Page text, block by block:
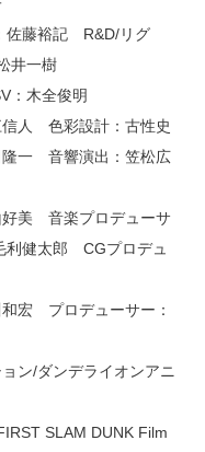
佐藤裕記 R&D/リグ
井一樹
：木全俊明
人 色彩設計：古性史
一 音響演出：笠松広
好美 音楽プロデューサ
利健太郎 CGプロデュ
宏 プロデューサー：
ン/ダンデライオンアニ
SLAM DUNK Film